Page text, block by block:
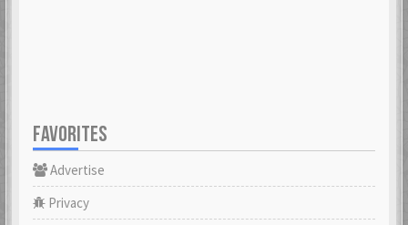
FAVORITES
Advertise
Privacy